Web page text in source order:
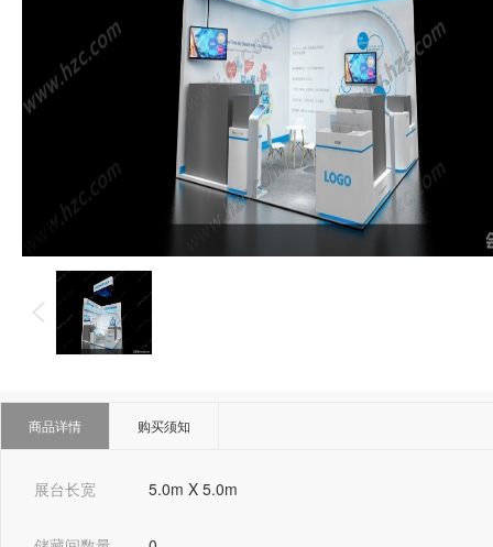
商品详情 购买须知
展台长宽 5.0m X 5.0m